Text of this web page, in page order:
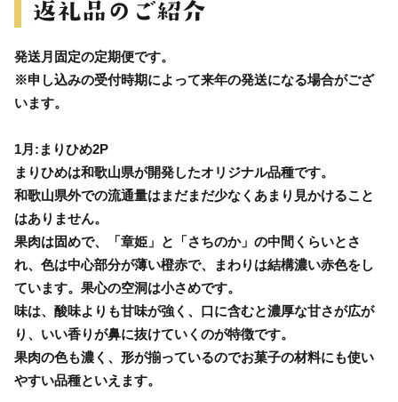
発送月固定の定期便です。
※申し込みの受付時期によって来年の発送になる場合がござ
います。
1月:まりひめ2P
まりひめは和歌山県が開発したオリジナル品種です。
和歌山県外での流通量はまだまだ少なくあまり見かけること
はありません。
果肉は固めで、「章姫」と「さちのか」の中間くらいとさ
れ、色は中心部分が薄い橙赤で、まわりは結構濃い赤色をし
ています。果心の空洞は小さめです。
味は、酸味よりも甘味が強く、口に含むと濃厚な甘さが広が
り、いい香りが鼻に抜けていくのが特徴です。
果肉の色も濃く、形が揃っているのでお菓子の材料にも使い
やすい品種といえます。